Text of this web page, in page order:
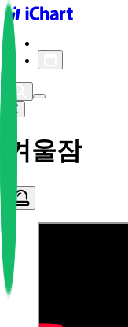
iChart logo
겨울잠